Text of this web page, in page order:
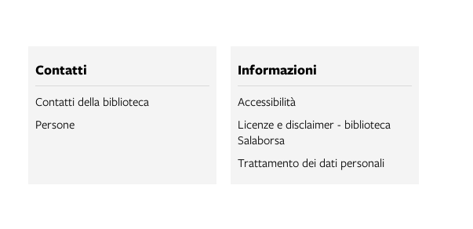
Contatti
Contatti della biblioteca
Persone
Informazioni
Accessibilità
Licenze e disclaimer - biblioteca
Salaborsa
Trattamento dei dati personali